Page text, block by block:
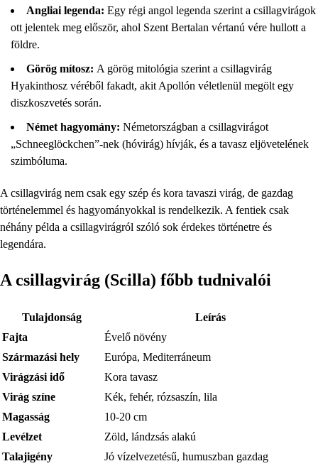
Angliai legenda: Egy régi angol legenda szerint a csillagvirágok
ott jelentek meg először, ahol Szent Bertalan vértanú vére hullott a
földre.
Görög mítosz: A görög mitológia szerint a csillagvirág
Hyakinthosz véréből fakadt, akit Apollón véletlenül megölt egy
diszkoszvetés során.
Német hagyomány: Németországban a csillagvirágot
„Schneeglöckchen”-nek (hóvirág) hívják, és a tavasz eljövetelének
szimbóluma.
A csillagvirág nem csak egy szép és kora tavaszi virág, de gazdag
történelemmel és hagyományokkal is rendelkezik. A fentiek csak
néhány példa a csillagvirágról szóló sok érdekes történetre és
legendára.
A csillagvirág (Scilla) főbb tudnivalói
Tulajdonság
Leírás
Fajta
Évelő növény
Származási hely
Európa, Mediterráneum
Virágzási idő
Kora tavasz
Virág színe
Kék, fehér, rózsaszín, lila
Magasság
10-20 cm
Levélzet
Zöld, lándzsás alakú
Talajigény
Jó vízelvezetésű, humuszban gazdag